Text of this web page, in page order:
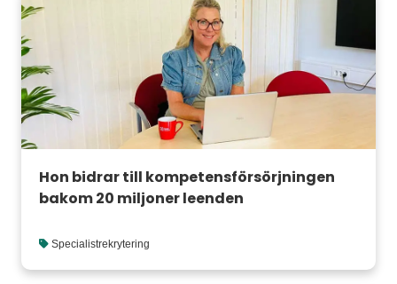
Hon bidrar till kompetensförsörjningen
bakom 20 miljoner leenden
Specialistrekrytering